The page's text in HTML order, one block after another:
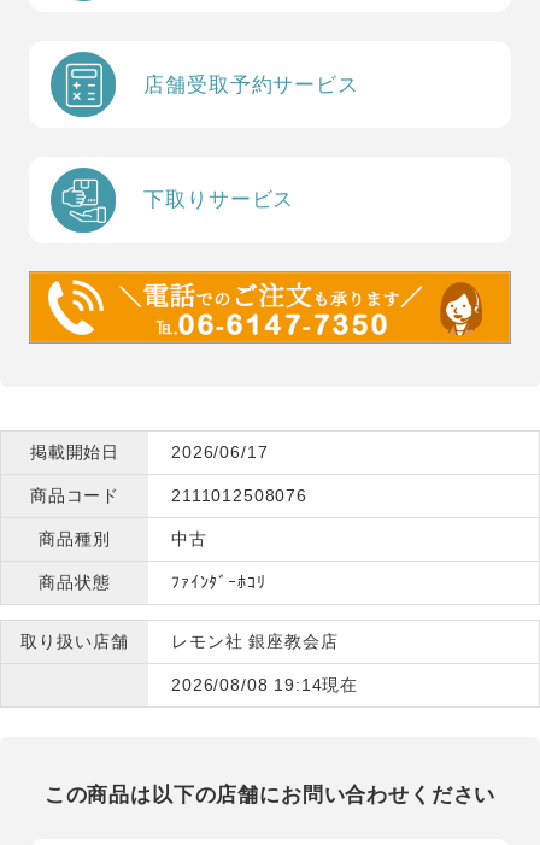
店舗受取予約サービス
下取りサービス
掲載開始日 2026/06/17
商品コード 2111012508076
商品種別 中古
商品状態 ﾌｧｲﾝﾀﾞｰﾎｺﾘ
取り扱い店舗 レモン社 銀座教会店
2026/08/08 19:14現在
この商品は以下の店舗にお問い合わせください